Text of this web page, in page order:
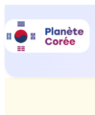
au
contenu